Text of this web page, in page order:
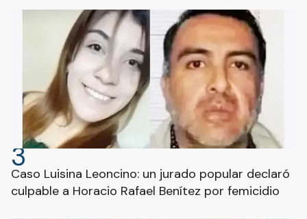
3
Caso Luisina Leoncino: un jurado popular declaró
culpable a Horacio Rafael Benítez por femicidio